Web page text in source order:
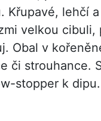
Křupavé, lehčí
velkou
Obal v
či strouhance.
stopper k dipu.